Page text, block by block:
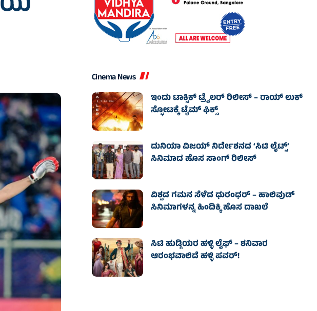
Cinema News
ಇಂದು ಟಾಕ್ಸಿಕ್ ಟ್ರೈಲರ್ ರಿಲೀಸ್‌ – ರಾಯ್‌ ಲುಕ್
ಸ್ಫೋಟಕ್ಕೆ ಟೈಮ್‌ ಫಿಕ್ಸ್‌
ದುನಿಯಾ ವಿಜಯ್ ನಿರ್ದೇಶನದ ‘ಸಿಟಿ ಲೈಟ್ಸ್’
ಸಿನಿಮಾದ ಹೊಸ ಸಾಂಗ್ ರಿಲೀಸ್
ವಿಶ್ವದ ಗಮನ ಸೆಳೆದ ಧುರಂಧರ್ – ಹಾಲಿವುಡ್‌
ಸಿನಿಮಾಗಳನ್ನ ಹಿಂದಿಕ್ಕಿ ಹೊಸ ದಾಖಲೆ
ಸಿಟಿ ಹುಡ್ಗಿಯರ ಹಳ್ಳಿ ಲೈಫ್‌ – ಶನಿವಾರ
ಆರಂಭವಾಲಿದೆ ಹಳ್ಳಿ ಪವರ್‌!